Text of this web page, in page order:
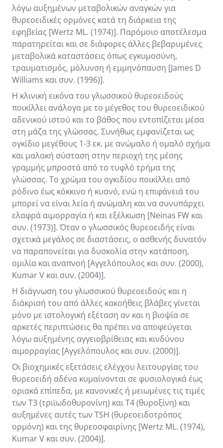
λόγω αυξημένων μεταβολικών αναγκών για
θυρεοειδικές ορμόνες κατά τη διάρκεια της
εφηβείας [Wertz ML. (1974)]. Παρόμοιο αποτέλεσμα
παρατηρείται και σε διάφορες άλλες βεβαρυμένες
μεταβολικά καταστάσεις όπως εγκυμοσύνη,
τραυματισμός, μόλυνση ή εμμηνόπαυση [James D
Williams και συν. (1996)].
Η κλινική εικόνα του γλωσσικού θυρεοειδούς
ποικίλλει ανάλογα με το μέγεθος του θυρεοειδικού
αδενικού ιστού και το βάθος που εντοπίζεται μέσα
στη μάζα της γλώσσας. Συνήθως εμφανίζεται ως
ογκίδιο μεγέθους 1-3 εκ. με ανώμαλο ή ομαλό σχήμα
και μαλακή σύσταση στην περιοχή της μέσης
γραμμής μπροστά από το τυφλό τρήμα της
γλώσσας. Το χρώμα του ογκιδίου ποικίλλει από
ρόδινο έως κόκκινο ή κυανό, ενώ η επιφάνειά του
μπορεί να είναι λεία ή ανώμαλη και να συνυπάρχει
ελαφρά αιμορραγία ή και εξέλκωση [Neinas FW και
συν. (1973)]. Όταν ο γλωσσικός θυρεοειδής είναι
σχετικά μεγάλος σε διαστάσεις, ο ασθενής δυνατόν
να παραπονείται για δυσκολία στην κατάποση,
ομιλία και αναπνοή [Αγγελόπουλος και συν. (2000),
Kumar V και συν. (2004)].
Η διάγνωση του γλωσσικού θυρεοειδούς και η
διάκρισή του από άλλες κακοήθεις βλάβες γίνεται
μόνο με ιστολογική εξέταση αν και η βιοψία σε
αρκετές περιπτώσεις θα πρέπει να αποφεύγεται
λόγω αυξημένης αγγειοβρίθειας και κινδύνου
αιμορραγίας [Αγγελόπουλος και συν. (2000)].
Οι βιοχημικές εξετάσεις ελέγχου λειτουργίας του
θυρεοειδή αδένα κυμαίνονται σε φυσιολογικά έως
οριακά επίπεδα, με κανονικές ή μειωμένες τις τιμές
των Τ3 (τριϊωδοθυρονίνη) και Τ4 (θυροξίνη) και
αυξημένες αυτές των TSH (θυρεοειδοτρόπος
ορμόνη) και της θυρεοσφαιρίνης [Wertz ML. (1974),
Kumar V και συν. (2004)].